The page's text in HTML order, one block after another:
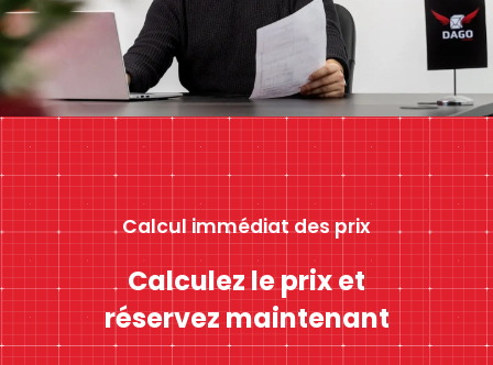
Calcul immédiat des prix
Calculez le prix et
réservez maintenant